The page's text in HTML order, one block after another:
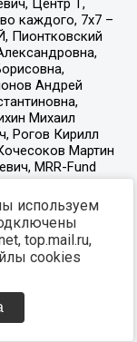
используем
top.mail.ru,
cookies